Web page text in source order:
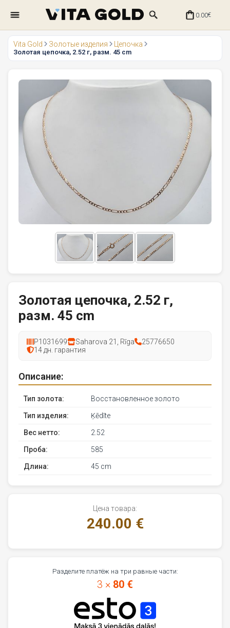
0.00€
Vita Gold Золотые изделия Цепочка
Золотая цепочка, 2.52 г, разм. 45 cm
Золотая цепочка, 2.52 г,
разм. 45 cm
P1031699 Saharova 21, Rīga
25776650
14 дн. гарантия
Описание:
Тип золота: Восстановленное золото
Тип изделия: Ķēdīte
Вес нетто: 2.52
Проба: 585
Длина: 45 cm
Цена товара:
240.00 €
Разделите платёж на три равные части:
3 × 80 €